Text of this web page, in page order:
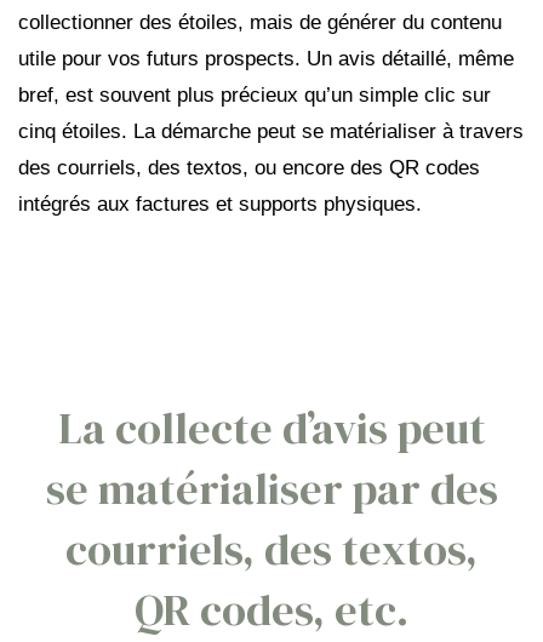
collectionner des étoiles, mais de générer du contenu
utile pour vos futurs prospects. Un avis détaillé, même
bref, est souvent plus précieux qu’un simple clic sur
cinq étoiles. La démarche peut se matérialiser à travers
des courriels, des textos, ou encore des QR codes
intégrés aux factures et supports physiques.
La collecte d’avis peut
se matérialiser par des
courriels, des textos,
QR codes, etc.